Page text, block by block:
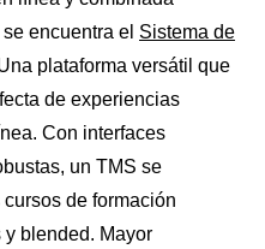
se encuentra el Sistema de
plataforma versátil que
de experiencias
Con interfaces
un TMS se
de formación
blended. Mayor